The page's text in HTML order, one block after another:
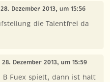
Dezember 2013, um 15:56
die Talentfrei da
28. Dezember 2013, um 15:59
B Fuex spielt, dann ist halt